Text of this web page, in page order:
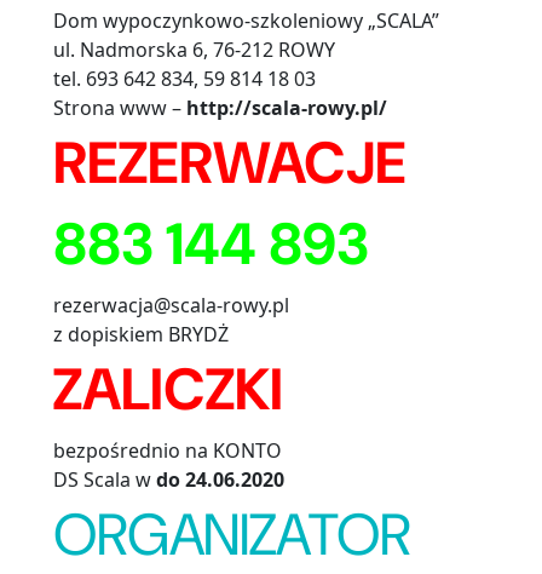
Dom wypoczynkowo-szkoleniowy „SCALA”
ul. Nadmorska 6, 76-212 ROWY
tel. 693 642 834, 59 814 18 03
Strona www – http://scala-rowy.pl/
REZERWACJE
883 144 893
rezerwacja@scala-rowy.pl
z dopiskiem BRYDŻ
ZALICZKI
bezpośrednio na KONTO
DS Scala wdo 24.06.2020
ORGANIZATOR